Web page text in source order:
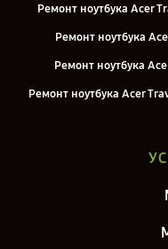
Ремонт ноутбука Acer
Ремонт ноутбука
Ремонт ноутбука
Ремонт ноутбука Acer